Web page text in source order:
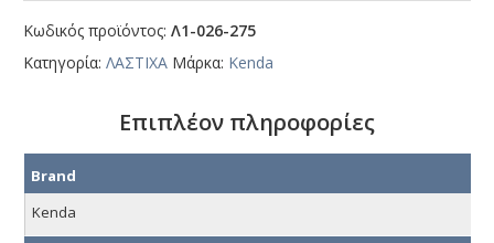
Κωδικός προϊόντος:Λ1-026-275
Κατηγορία:ΛΑΣΤΙΧΑ Μάρκα: Kenda
Επιπλέον πληροφορίες
Brand
Kenda